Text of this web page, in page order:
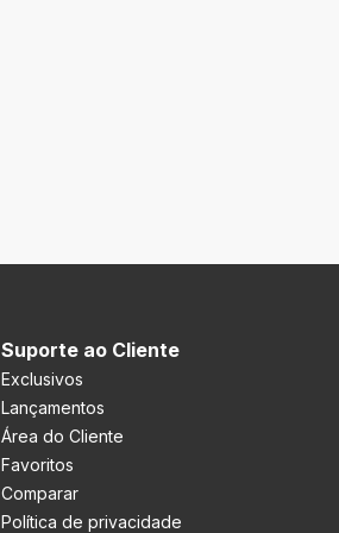
Suporte ao Cliente
Exclusivos
Lançamentos
Área do Cliente
Favoritos
Comparar
Política de privacidade